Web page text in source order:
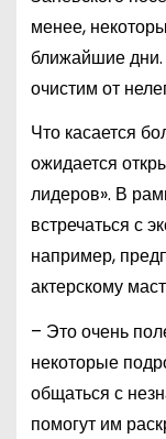
менее,
ближайшие
очистим от
Что касается
ожидается
лидеров». В
встречаться с
например,
актерскому
– Это очень
некоторые
общаться с
помогут им